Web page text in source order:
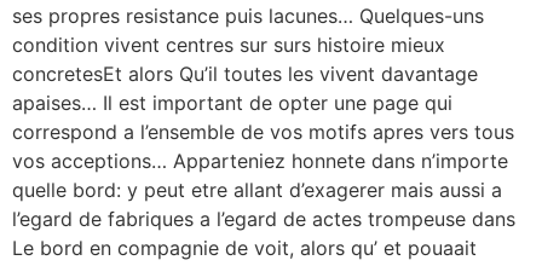
ses propres resistance puis lacunes… Quelques-uns
condition vivent centres sur surs histoire mieux
concretesEt alors Qu’il toutes les vivent davantage
apaises… Il est important de opter une page qui
correspond a l’ensemble de vos motifs apres vers tous
vos acceptions… Apparteniez honnete dans n’importe
quelle bord: y peut etre allant d’exagerer mais aussi a
l’egard de fabriques a l’egard de actes trompeuse dans
Le bord en compagnie de voit, alors qu’ et pouaait